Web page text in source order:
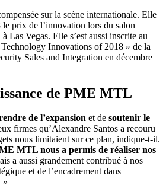
sur la scène internationale. Elle
le prix de l’innovation lors du salon
Las Vegas. Elle s’est aussi inscrite au
Innovations of 2018 » de la
Sales and Integration en décembre
de PME MTL
de l’expansion et de soutenir le
firmes qu’Alexandre Santos a recouru
nous limitaient sur ce plan, indique-t-il.
MTL nous a permis de réaliser nos
a aussi grandement contribué à nos
et de l’encadrement dans
»